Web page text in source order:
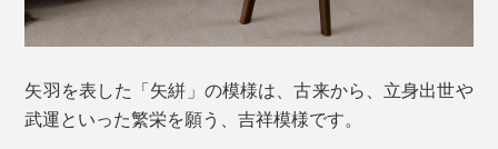
矢羽を表した「矢絣」の模様は、古来から、立身出世や
武運といった繁栄を願う、吉祥模様です。